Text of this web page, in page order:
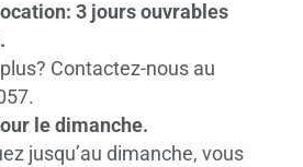
3 jours ouvrables
Contactez-nous au
le dimanche.
jusqu’au dimanche, vous